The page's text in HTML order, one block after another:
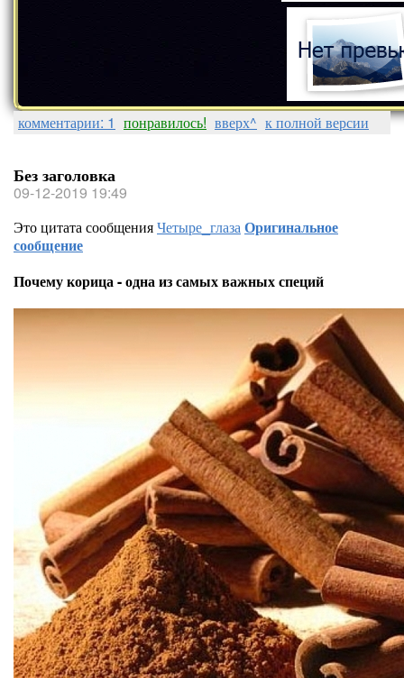
комментарии: 1 понравилось! вверх^ к полной версии
Без заголовка
09-12-2019 19:49
Это цитата сообщенияЧетыре_глазаОригинальное
сообщение
Почему корица - одна из самых важных специй